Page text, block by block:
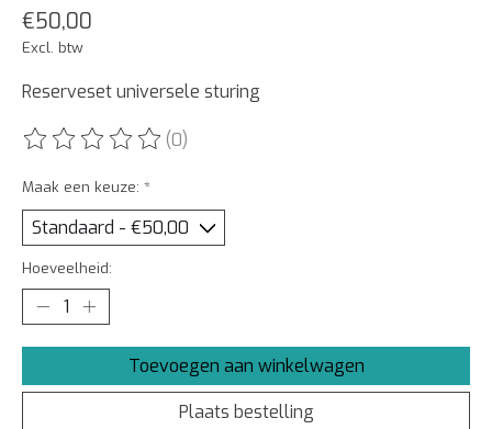
€50,00
Excl. btw
Reserveset universele sturing
De beoordeling van dit product is
(0)
Maak een keuze: *
Hoeveelheid:
Toevoegen aan winkelwagen
Plaats bestelling